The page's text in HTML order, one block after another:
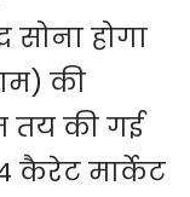
होगा
की
तय की गई
कैरेट मार्केट